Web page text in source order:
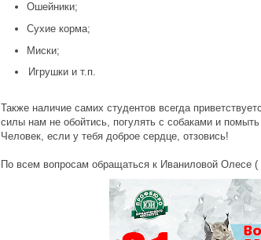
Ошейники;
Сухие корма;
Миски;
Игрушки и т.п.
Также наличие самих студентов всегда
силы нам не обойтись, погулять с собаками и
Человек, если у тебя доброе сердце, отзовись!
По всем вопросам обращаться к Иваниловой Олесе (